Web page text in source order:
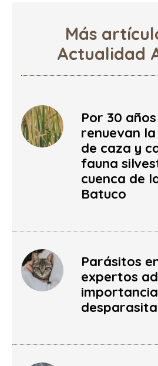
Más
Actualidad
Por 30
renuevan
de caza y
fauna
cuenca de
Batuco
Parásitos
expertos